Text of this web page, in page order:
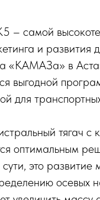
– самой
и
«КАМАЗа» в
выгодной
для
тягач с
оптимальным
это
осевых